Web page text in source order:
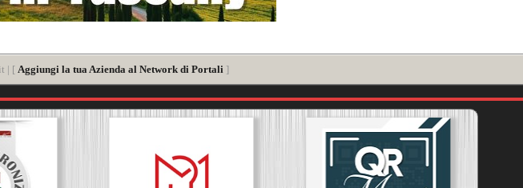
| [ Aggiungi la tua Azienda al Network di Portali ]